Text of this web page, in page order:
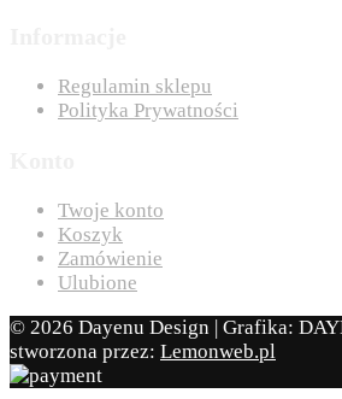
Regulamin sklepu
Polityka Prywatności
Twoje konto
Koszyk
Zamówienie
Ulubione
© 2026 Dayenu Design | Grafika:
stworzona przez: Lemonweb.pl